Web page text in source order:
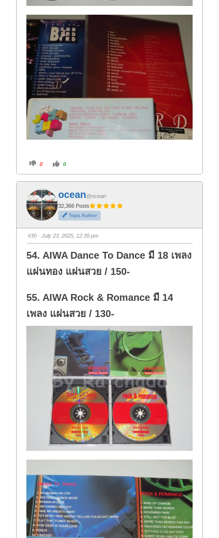
C
i
k
f
o
r
t
h
u
m
b
d
o
n
.
0
C
i
k
o
r
t
h
u
m
b
u
p
0
ocean@ocean
32,366 Posts
Topic Author
#30 · July 23, 2025, 12:39 pm
54. AIWA Dance To Dance มี 18 เพลง
แผ่นทอง แผ่นสวย / 150-
55. AIWA Rock & Romance มี 14
เพลง แผ่นสวย / 130-